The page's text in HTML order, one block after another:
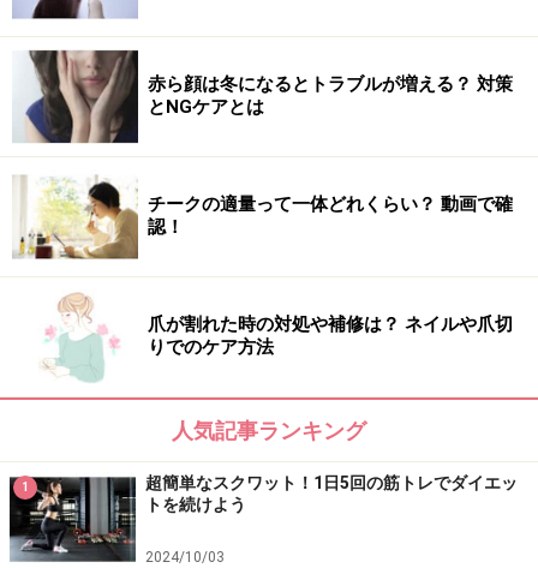
2．伸ばしたままのほうの脚を足首90度のまま3センチほ
ど後ろに引き、限界まで高く持ち上げます。この時、曲
げている膝が床から浮かないようにしましょう。内もも
がプルプルするのを感じながら20秒キープ。逆も同様に
行い、左右3セット行います。
腰が痛いと感じるときには、腰の下にクッションやタオ
ルを敷いて行うと良いでしょう。
膝を床につけて脚をできるだけ高く上げましょう
日頃使う機会がなく脂肪がつきやすい内ももヤセにぴっ
たりのトレーニングです。簡単にできるのに効果は抜群
です。テレビを見ながらでもいいので是非行ってみてく
ださいね。内ももに隙間をつくってショートパンツをは
きこなせる美脚を目指しましょう。
赤ら顔は冬になるとトラブルが増える？ 対策
とNGケアとは
チークの適量って一体どれくらい？ 動画で確
認！
爪が割れた時の対処や補修は？ ネイルや爪切
りでのケア方法
人気記事ランキング
1
超簡単なスクワット！1日5回の筋トレでダイエッ
トを続けよう
2024/10/03